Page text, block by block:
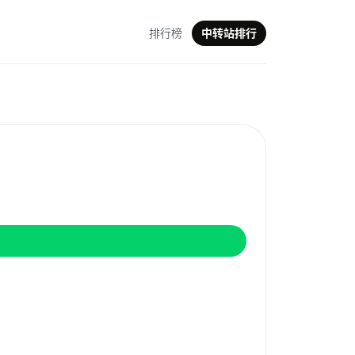
排行榜 中转站排行